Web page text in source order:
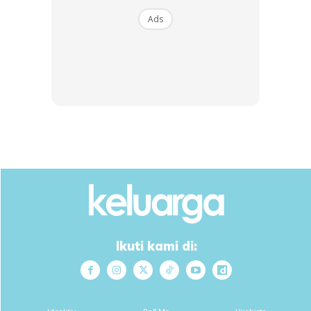
Anda mungkin berminat dengan
Ads
Ikuti kami di: